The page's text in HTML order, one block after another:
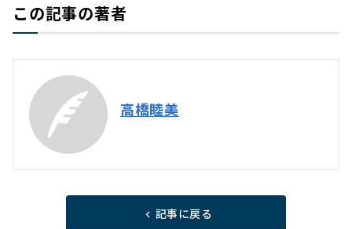
この記事の著者
高橋睦美
記事に戻る